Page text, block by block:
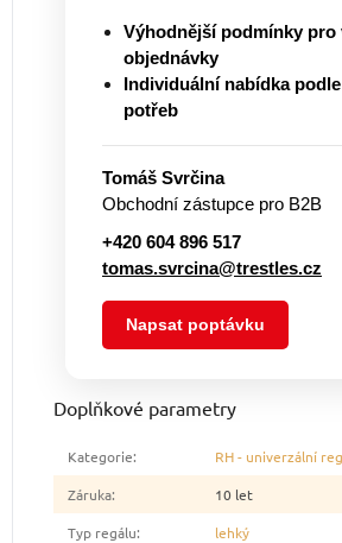
Výhodnější podmínky pro
objednávky
Individuální nabídka
potřeb
Tomáš Svrčina
Obchodní zástupce pro B2B
+420 604 896 517
tomas.svrcina@trestles.cz
Napsat poptávku
Doplňkové parametry
Kategorie:
RH - univerzální
Záruka:
10 let
Typ regálu:
lehký